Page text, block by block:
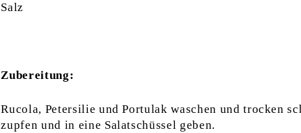
Salz
Zubereitung:
Rucola, Petersilie und Portulak waschen und trocken
zupfen und in eine Salatschüssel geben.